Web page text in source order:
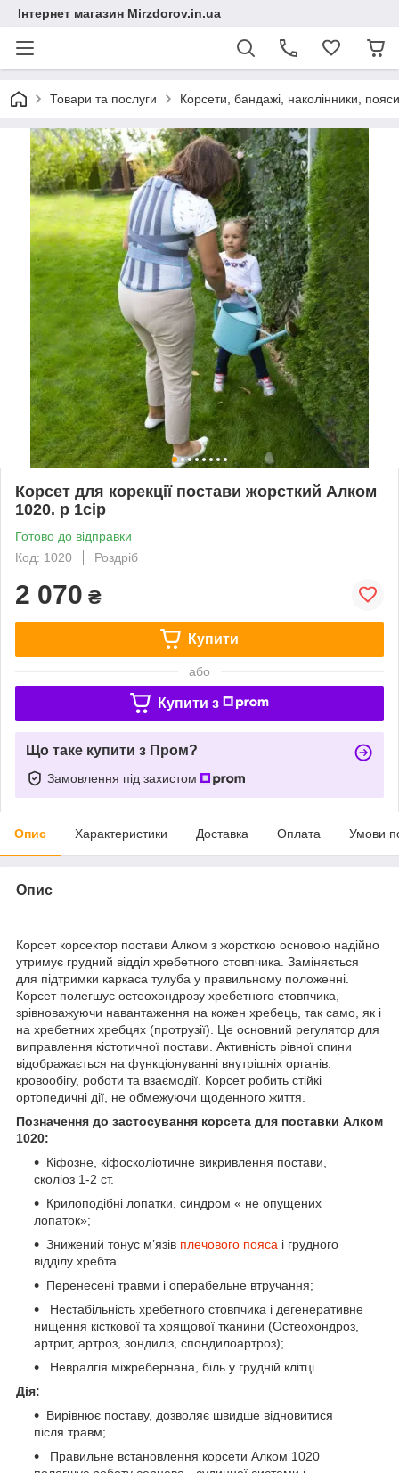
Інтернет магазин Mirzdorov.in.ua
Товари та послуги Корсети, бандажі, наколінники,
Корсет для корекції постави жорсткий Алком
1020. р 1сір
Готово до відправки
Код: 1020
Роздріб
2 070 ₴
Купити
або
Купити з
Що таке купити з Пром?
Замовлення під захистом
Опис Характеристики Доставка Оплата Умови
Опис
Корсет корсектор постави Алком з жорсткою основою надійно
утримує грудний відділ хребетного стовпчика. Заміняється
для підтримки каркаса тулуба у правильному положенні.
Корсет полегшує остеохондрозу хребетного стовпчика,
зрівноважуючи навантаження на кожен хребець, так само, як і
на хребетних хребцях (протрузії). Це основний регулятор для
виправлення кістотичної постави. Активність рівної спини
відображається на функціонуванні внутрішніх органів:
кровообігу, роботи та взаємодії. Корсет робить стійкі
ортопедичні дії, не обмежуючи щоденного життя.
Позначення до застосування корсета для поставки Алком
1020:
Кіфозне, кіфосколіотичне викривлення постави,
сколіоз 1-2 ст.
Крилоподібні лопатки, синдром « не опущених
лопаток»;
Знижений тонус м’язів плечового пояса і грудного
відділу хребта.
Перенесені травми і операбельне втручання;
Нестабільність хребетного стовпчика і дегенеративне
нищення кісткової та хрящової тканини (Остеохондроз,
артрит, артроз, зондиліз, спондилоартроз);
Невралгія міжребернана, біль у грудній клітці.
Дія:
Вирівнює поставу, дозволяє швидше відновитися
після травм;
Правильне встановлення корсети Алком 1020